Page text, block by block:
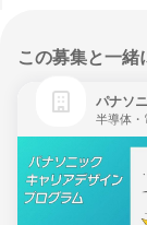
この募集と一緒
パナソ
半導体・